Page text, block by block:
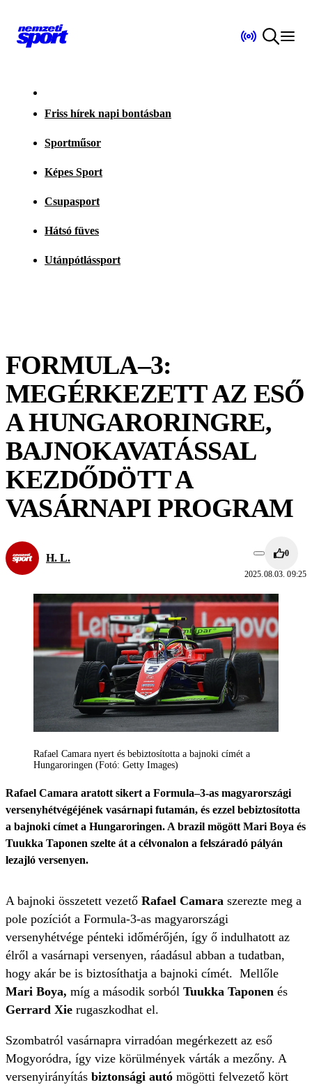
Friss hírek napi bontásban
Sportműsor
Képes Sport
Csupasport
Hátsó füves
Utánpótlássport
FORMULA–3:
MEGÉRKEZETT AZ ESŐ
A HUNGARORINGRE,
BAJNOKAVATÁSSAL
KEZDŐDÖTT A
VASÁRNAPI PROGRAM
H. L. 0
2025.08.03. 09:25
Rafael Camara nyert és bebiztosította a bajnoki címét a
Hungaroringen (Fotó: Getty Images)
Rafael Camara aratott sikert a Formula–3-as magyarországi
versenyhétvégéjének vasárnapi futamán, és ezzel bebiztosította
a bajnoki címet a Hungaroringen. A brazil mögött Mari Boya és
Tuukka Taponen szelte át a célvonalon a felszáradó pályán
lezajló versenyen.
A bajnoki összetett vezető Rafael Camara szerezte meg a
pole pozíciót a Formula-3-as magyarországi
versenyhétvége pénteki időmérőjén, így ő indulhatott az
élről a vasárnapi versenyen, ráadásul abban a tudatban,
hogy akár be is biztosíthatja a bajnoki címét. Mellőle
Mari Boya, míg a második sorból Tuukka Taponen és
Gerrard Xie rugaszkodhat el.
Szombatról vasárnapra virradóan megérkezett az eső
Mogyoródra, így vize körülmények várták a mezőny. A
versenyirányítás biztonsági autó mögötti felvezető kört